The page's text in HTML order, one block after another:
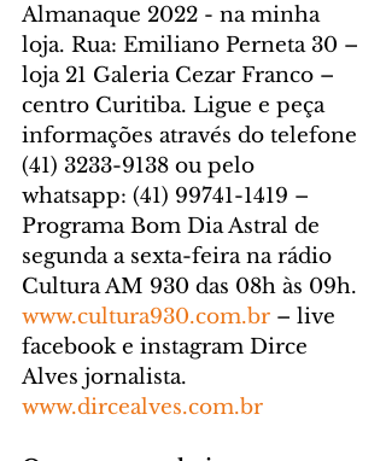
Almanaque 2022 - na minha
loja. Rua: Emiliano Perneta 30 –
loja 21 Galeria Cezar Franco –
centro Curitiba. Ligue e peça
informações através do telefone
(41) 3233-9138 ou pelo
whatsapp: (41) 99741-1419 –
Programa Bom Dia Astral de
segunda a sexta-feira na rádio
Cultura AM 930 das 08h às 09h.
www.cultura930.com.br – live
facebook e instagram Dirce
Alves jornalista.
www.dircealves.com.br